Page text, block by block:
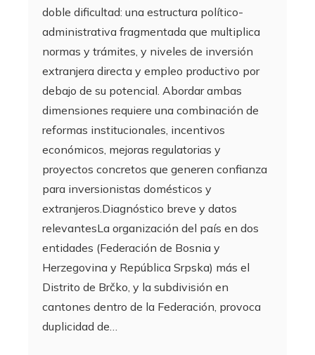
doble dificultad: una estructura político-
administrativa fragmentada que multiplica
normas y trámites, y niveles de inversión
extranjera directa y empleo productivo por
debajo de su potencial. Abordar ambas
dimensiones requiere una combinación de
reformas institucionales, incentivos
económicos, mejoras regulatorias y
proyectos concretos que generen confianza
para inversionistas domésticos y
extranjeros.Diagnóstico breve y datos
relevantesLa organización del país en dos
entidades (Federación de Bosnia y
Herzegovina y República Srpska) más el
Distrito de Brčko, y la subdivisión en
cantones dentro de la Federación, provoca
duplicidad de…